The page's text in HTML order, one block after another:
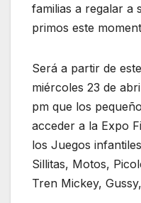
familias a regalar a
primos este
Será a partir de
miércoles 23 de
pm que los
acceder a la Expo
los Juegos
Sillitas, Motos,
Tren Mickey,